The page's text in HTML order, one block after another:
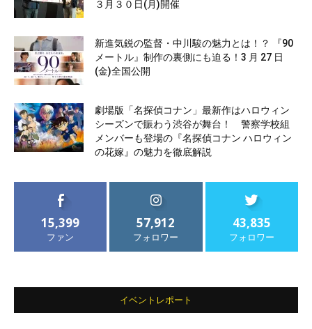
３月３０日(月)開催
新進気鋭の監督・中川駿の魅力とは！？ 『90
メートル』制作の裏側にも迫る！3 月 27 日
(金)全国公開
劇場版「名探偵コナン」最新作はハロウィン
シーズンで賑わう渋谷が舞台！ 警察学校組
メンバーも登場の『名探偵コナン ハロウィン
の花嫁』の魅力を徹底解説
15,399
ファン
57,912
フォロワー
43,835
フォロワー
イベントレポート